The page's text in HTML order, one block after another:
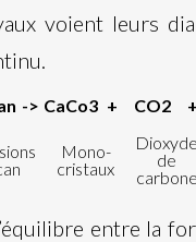
voient leurs
-> CaCo3 + CO2 +
Mono-
cristaux
Dioxyde
de
carbone
entre la